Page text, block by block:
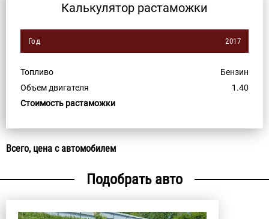
Калькулятор растаможки
Год 2017
Топливо
Бензин
Объем двигателя
1.40
Стоимость растаможки
Всего, цена с автомобилем
Подобрать авто